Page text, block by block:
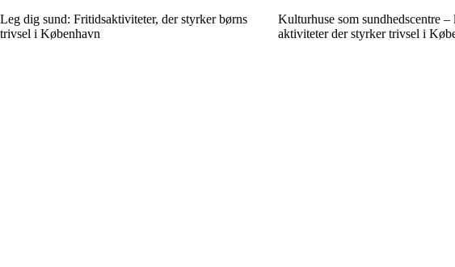
Leg dig sund: Fritidsaktiviteter, der styrker børns
trivsel i København
Kulturhuse som sundhedscentre –
aktiviteter der styrker trivsel i